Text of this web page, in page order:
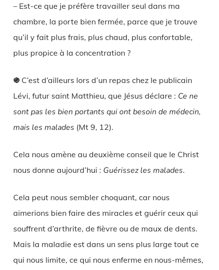
– Est-ce que je préfère travailler seul dans ma
chambre, la porte bien fermée, parce que je trouve
qu’il y fait plus frais, plus chaud, plus confortable,
plus propice à la concentration ?
֍C’est d’ailleurs lors d’un repas chez le publicain
Lévi, futur saint Matthieu, que Jésus déclare : Ce ne
sont pas les bien portants qui ont besoin de médecin,
mais les malades (Mt 9, 12).
Cela nous amène au deuxième conseil que le Christ
nous donne aujourd’hui : Guérissez les malades.
Cela peut nous sembler choquant, car nous
aimerions bien faire des miracles et guérir ceux qui
souffrent d’arthrite, de fièvre ou de maux de dents.
Mais la maladie est dans un sens plus large tout ce
qui nous limite, ce qui nous enferme en nous-mêmes,